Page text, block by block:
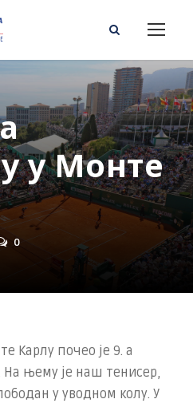
у Монте
0
Карлу почео је 9. а
На њему је наш тенисер,
у уводном колу. У